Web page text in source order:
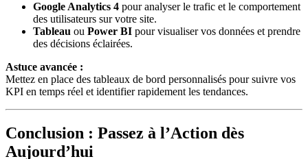
Google Analytics 4 pour analyser le trafic et le comportement
des utilisateurs sur votre site.
Tableau ou Power BI pour visualiser vos données et prendre
des décisions éclairées.
Astuce avancée :
Mettez en place des tableaux de bord personnalisés pour suivre vos
KPI en temps réel et identifier rapidement les tendances.
Conclusion : Passez à l’Action dès
Aujourd’hui